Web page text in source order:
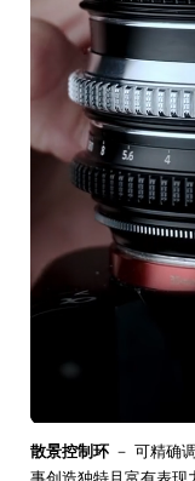
散景控制环 － 可精确